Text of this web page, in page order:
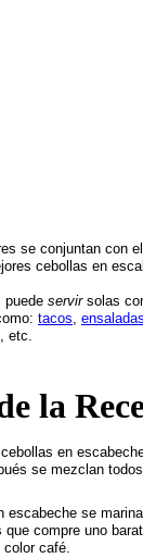
se conjuntan con
cebollas en
puede servirsolas
tacos
, etc.
la
en
se mezclan
escabeche se
que compre uno
color café.